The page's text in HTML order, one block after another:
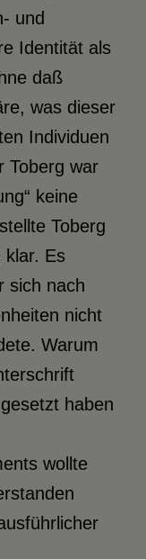
und
Identität als
daß
was dieser
Individuen
Toberg war
keine
Toberg
klar. Es
sich nach
nicht
Warum
haben
wollte